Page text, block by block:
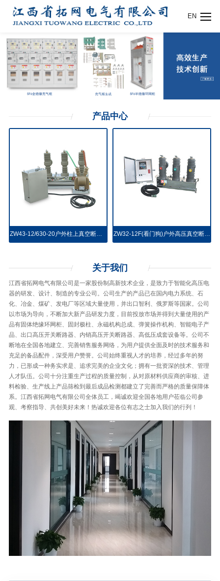
EN
产品中心
ZW43-12/630-20户外柱上真空断路器(永磁、弹操) ZW32-12F(看门狗)户外高压真空断路器
关于我们
江西省拓网电气有限公司是一家股份制高新技术企业，是致力于智能化高压电
器的研发、设计、制造的专业公司。公司生产的产品已在国内电力系统、石
化、冶金、煤矿、发电厂等区域大量使用，并出口智利、俄罗斯等国家。公司
以市场为导向，不断加大新产品研发力度，目前投放市场并得到大量使用的产
品有固体绝缘环网柜、固封极柱、永磁机构总成、弹簧操作机构、智能电子产
品、出口高压开关断路器、内销高压开关断路器、高低压成套设备等。公司不
断地在全国各地建立、完善销售服务网络，为用户提供全面及时的技术服务和
充足的备品配件，深受用户赞誉。公司始终重视人才的培养，经过多年的努
力，已形成一种务实求是、追求完美的企业文化；拥有一批资深的技术、管理
人才队伍。公司十分注重生产过程的质量控制，从对原材料供应商的审核、进
料检验、生产线上产品筛检到最后成品检测都建立了完善而严格的质量保障体
系。江西省拓网电气有限公司全体员工，竭诚欢迎全国各地用户莅临公司参
观、考察指导、共创美好未来！热诚欢迎各位有志之士加入我们的行列！